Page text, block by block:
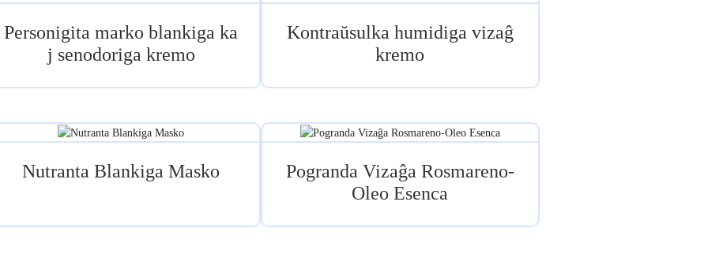
Personigita marko blankiga ka
j senodoriga kremo
Kontraŭsulka humidiga vizaĝ
kremo
Nutranta Blankiga Masko
Pogranda Vizaĝa Rosmareno-
Oleo Esenca